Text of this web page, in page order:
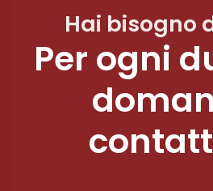
Hai bisogno
Per ogni